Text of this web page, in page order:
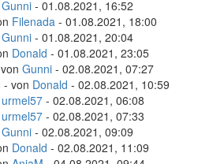
Gunni - 01.08.2021, 16:52
Filenada - 01.08.2021, 18:00
Gunni - 01.08.2021, 20:04
Donald - 01.08.2021, 23:05
Gunni - 02.08.2021, 07:27
- von Donald - 02.08.2021, 10:59
urmel57 - 02.08.2021, 06:08
urmel57 - 02.08.2021, 07:33
Gunni - 02.08.2021, 09:09
Donald - 02.08.2021, 11:09